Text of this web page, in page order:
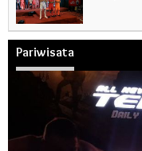
Pariwisata